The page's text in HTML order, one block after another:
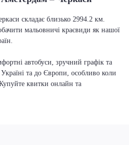
складає близько 2994.2 км.
мальовничі краєвиди як нашої
автобуси, зручний графік та
та до Європи, особливо коли
квитки онлайн та